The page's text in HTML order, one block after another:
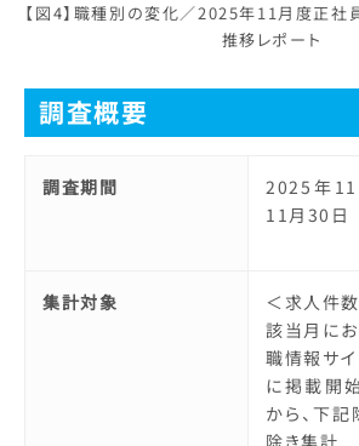
【図4】職種別の変化／2025年11月度正社
推移レポート
調査概要
調査期間
2025年
11月30日
集計対象
＜求人件
該当月に
職情報サイ
に掲載開
から、下
除き集計